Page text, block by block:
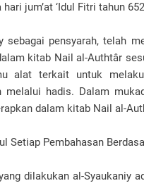
jum’at ‘Idul Fitri tahun
sebagai pensyarah, telah
kitab Nail al-Authtâr
alat terkait untuk
melalui hadis. Dalam
dalam kitab Nail al-
Pembahasan
dilakukan al-Syaukaniy